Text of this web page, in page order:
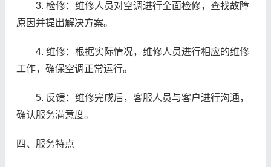
3. 检修：维修人员对空调进行全面检修，查找故障
原因并提出解决方案。
4. 维修：根据实际情况，维修人员进行相应的维修
工作，确保空调正常运行。
5. 反馈：维修完成后，客服人员与客户进行沟通，
确认服务满意度。
四、服务特点